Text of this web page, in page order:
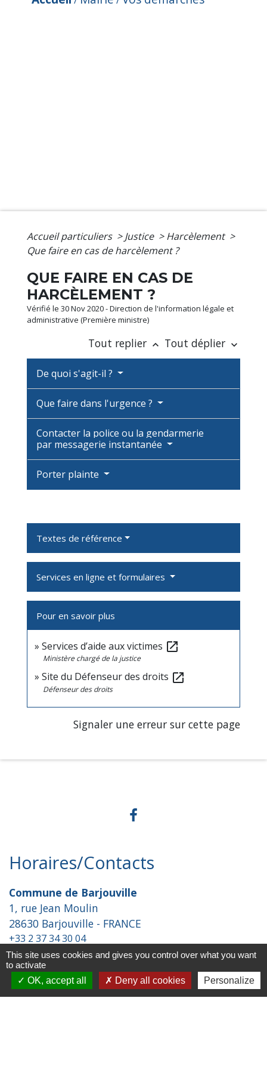
Accueil particuliers > Justice > Harcèlement >
Que faire en cas de harcèlement ?
QUE FAIRE EN CAS DE
HARCÈLEMENT ?
Vérifié le 30 Nov 2020 - Direction de l'information légale et
administrative (Première ministre)
Tout replier keyboard_arrow_up Tout déplier keyboard_arrow_down
De quoi s'agit-il ?
Que faire dans l'urgence ?
Contacter la police ou la gendarmerie
par messagerie instantanée
Porter plainte
Textes de référence
Services en ligne et formulaires
Pour en savoir plus
Services d’aide aux victimes open_in_new
Ministère chargé de la justice
Site du Défenseur des droits open_in_new
Défenseur des droits
Signaler une erreur sur cette page
Horaires/Contacts
Commune de Barjouville
1, rue Jean Moulin
28630 Barjouville - FRANCE
+33 2 37 34 30 04
Contact par formulaire
Liens
This site uses cookies and gives you control over what you want
to activate
OK, accept all
Deny all cookies Personalize